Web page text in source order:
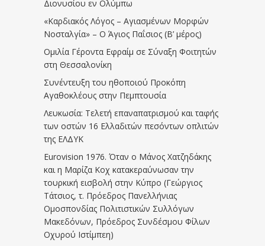
Διονυσίου εν Ολύμπω
«Καρδιακός Λόγος – Αγιασμένων Μορφών
Νοσταλγία» – Ο Άγιος Παΐσιος (Β’ μέρος)
Ομιλία Γέροντα Εφραίμ σε Σύναξη Φοιτητών
στη Θεσσαλονίκη
Συνέντευξη του ηθοποιού Προκόπη
Αγαθοκλέους στην Πεμπτουσία
Λευκωσία: Τελετή επαναπατρισμού και ταφής
των οστών 16 Ελλαδιτών πεσόντων οπλιτών
της ΕΛΔΥΚ
Eurovision 1976. Όταν ο Μάνος Χατζηδάκης
και η Μαρίζα Κοχ κατακεραύνωσαν την
τουρκική εισβολή στην Κύπρο (Γεώργιος
Τάτσιος, τ. Πρόεδρος Πανελλήνιας
Ομοσπονδίας Πολιτιστικών Συλλόγων
Μακεδόνων, Πρόεδρος Συνδέσμου Φίλων
Οχυρού Ιστίμπεη)